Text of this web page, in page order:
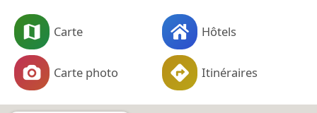
Carte Hôtels
Carte photo Itinéraires